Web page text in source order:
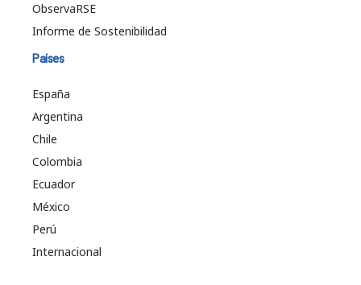
ObservaRSE
Informe de Sostenibilidad
Países
España
Argentina
Chile
Colombia
Ecuador
México
Perú
Internacional